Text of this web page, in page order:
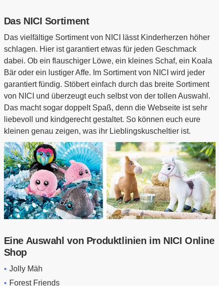
Das NICI Sortiment
Das vielfältige Sortiment von NICI lässt Kinderherzen höher
schlagen. Hier ist garantiert etwas für jeden Geschmack
dabei. Ob ein flauschiger Löwe, ein kleines Schaf, ein Koala
Bär oder ein lustiger Affe. Im Sortiment von NICI wird jeder
garantiert fündig. Stöbert einfach durch das breite Sortiment
von NICI und überzeugt euch selbst von der tollen Auswahl.
Das macht sogar doppelt Spaß, denn die Webseite ist sehr
liebevoll und kindgerecht gestaltet. So können euch eure
kleinen genau zeigen, was ihr Lieblingskuscheltier ist.
Eine Auswahl von Produktlinien im NICI Online
Shop
Jolly Mäh
Forest Friends